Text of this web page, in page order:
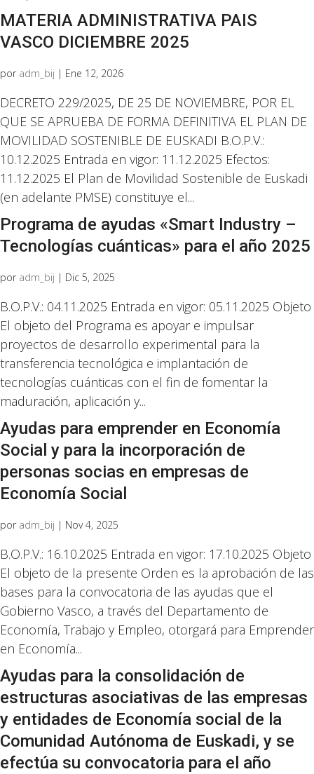
MATERIA ADMINISTRATIVA PAIS
VASCO DICIEMBRE 2025
por adm_bij | Ene 12, 2026
DECRETO 229/2025, DE 25 DE NOVIEMBRE, POR EL
QUE SE APRUEBA DE FORMA DEFINITIVA EL PLAN DE
MOVILIDAD SOSTENIBLE DE EUSKADI B.O.P.V.:
10.12.2025 Entrada en vigor: 11.12.2025 Efectos:
11.12.2025 El Plan de Movilidad Sostenible de Euskadi
(en adelante PMSE) constituye el...
Programa de ayudas «Smart Industry –
Tecnologías cuánticas» para el año 2025
por adm_bij | Dic 5, 2025
B.O.P.V.: 04.11.2025 Entrada en vigor: 05.11.2025 Objeto
El objeto del Programa es apoyar e impulsar
proyectos de desarrollo experimental para la
transferencia tecnológica e implantación de
tecnologías cuánticas con el fin de fomentar la
maduración, aplicación y...
Ayudas para emprender en Economía
Social y para la incorporación de
personas socias en empresas de
Economía Social
por adm_bij | Nov 4, 2025
B.O.P.V.: 16.10.2025 Entrada en vigor: 17.10.2025 Objeto
El objeto de la presente Orden es la aprobación de las
bases para la convocatoria de las ayudas que el
Gobierno Vasco, a través del Departamento de
Economía, Trabajo y Empleo, otorgará para Emprender
en Economía...
Ayudas para la consolidación de
estructuras asociativas de las empresas
y entidades de Economía social de la
Comunidad Autónoma de Euskadi, y se
efectúa su convocatoria para el año